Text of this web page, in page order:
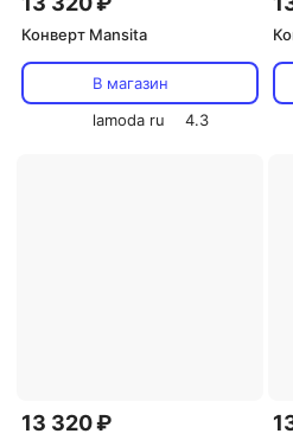
Конверт Mansita
В магазин
lamoda ru
4.3
13 320 ₽